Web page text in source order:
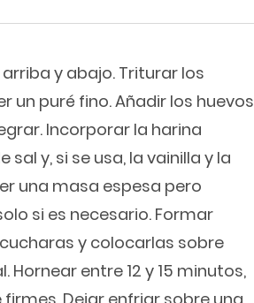
y abajo. Triturar los
un puré fino. Añadir los huevos
Incorporar la harina
y, si se usa, la vainilla y la
una masa espesa pero
si es necesario. Formar
y colocarlas sobre
entre 12 y 15 minutos,